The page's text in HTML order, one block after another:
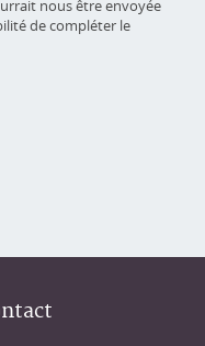
nous être envoyée
de compléter le